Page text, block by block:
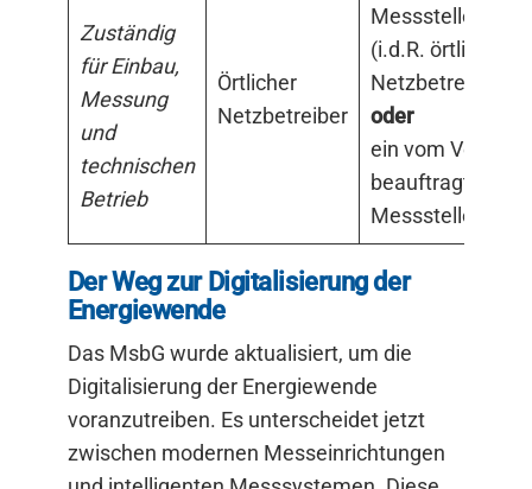
Zuständig
für Einbau,
Messung
und
technischen
Betrieb
Örtlicher
Netzbetreiber
(i.d.R. örtlicher
Netzbetreiber)
oder
ein vom
beauftragter
Der Weg zur Digitalisierung der
Energiewende
Das MsbG wurde aktualisiert, um die
Digitalisierung der Energiewende
voranzutreiben. Es unterscheidet jetzt
zwischen modernen Messeinrichtungen